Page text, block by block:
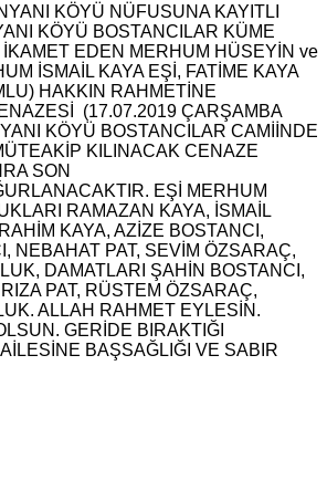
KÖYÜ NÜFUSUNA KAYITLI
KÖYÜ BOSTANCILAR KÜME
İKAMET EDEN MERHUM HÜSEYİN ve
İSMAİL KAYA EŞİ, FATİME KAYA
HAKKIN RAHMETİNE
(17.07.2019 ÇARŞAMBA
KÖYÜ BOSTANCILAR CAMİİNDE
KILINACAK CENAZE
SON
EŞİ MERHUM
RAMAZAN KAYA, İSMAİL
KAYA, AZİZE BOSTANCI,
NEBAHAT PAT, SEVİM ÖZSARAÇ,
, DAMATLARI ŞAHİN BOSTANCI,
PAT, RÜSTEM ÖZSARAÇ,
ALLAH RAHMET EYLESİN.
GERİDE BIRAKTIĞI
BAŞSAĞLIĞI VE SABIR